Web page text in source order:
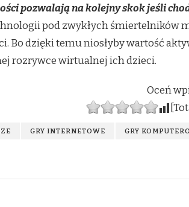
pozwalają na kolejny skok jeśli
pod zwykłych śmiertelników
Bo dzięki temu niosłyby wartość
rozrywce wirtualnej ich dzieci.
Oceń
GRY INTERNETOWE GRY